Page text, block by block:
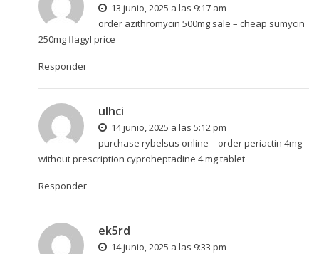
13 junio, 2025 a las 9:17 am
order azithromycin 500mg sale – cheap sumycin
250mgflagyl price
Responder
ulhci
14 junio, 2025 a las 5:12 pm
purchase rybelsus online – order periactin 4mg
without prescription cyproheptadine 4 mg tablet
Responder
ek5rd
14 junio, 2025 a las 9:33 pm